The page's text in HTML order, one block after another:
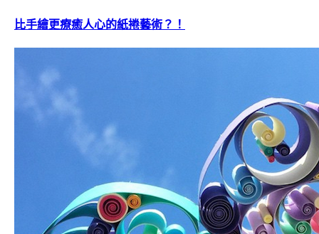
比手繪更療癒人心的紙捲藝術？！